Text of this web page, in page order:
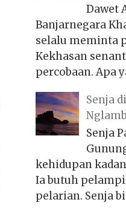
Dawet
Banjarnegara
selalu meminta
Kekhasan
percobaan. Apa
Senja
Senja
kehidupan
Ia butuh
pelarian. Senja